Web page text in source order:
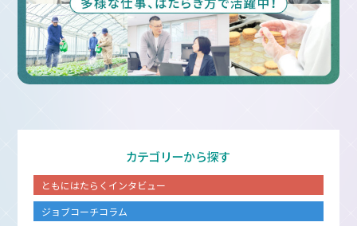
カテゴリーから探す
ともにはたらくインタビュー
ジョブコーチコラム